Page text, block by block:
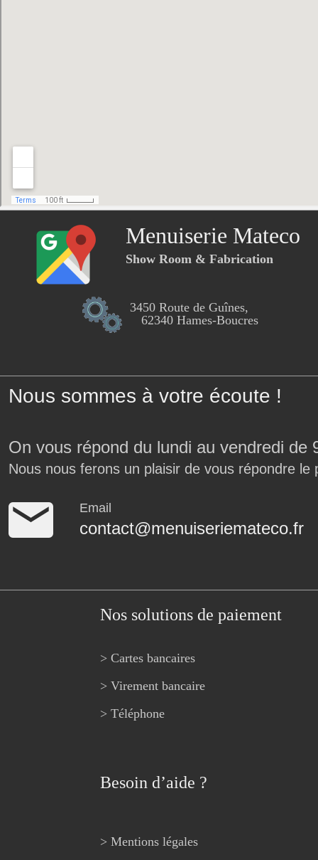
Menuiserie Mateco
Show Room & Fabrication
3450 Route de Guînes,
62340 Hames-Boucres
Nous sommes à votre écoute !
On vous répond du lundi au vendredi
Nous nous ferons un plaisir de vous répondre le
Email
contact@menuiseriemateco.fr
Nos solutions de paiement
> Cartes bancaires
> Virement bancaire
> Téléphone
Besoin d’aide ?
> Mentions légales